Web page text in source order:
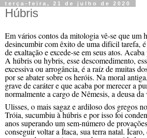
terça-feira, 21 de julho de 2020
Húbris
Em vários contos da mitologia vê-se que um
desincumbir com êxito de uma difíciltarefa,
de exaltação e excede-seem seusatos. Acaba
A húbris ou hybris, esse descomedimento,
excessiva ou arrogância, é a raíz de muitas d
por se abater sobre os heróis. Na moral
gravede caráter equeacaba pormerecera
normalmentea cargo deNêmesis, a deusa da
Ulisses, o maissagaz eardiloso dos gregos
Tróia, sucumbiu à húbris e por issofoi
anos superandoum sem-número de
conseguirvoltar a Ítaca, sua terra natal.